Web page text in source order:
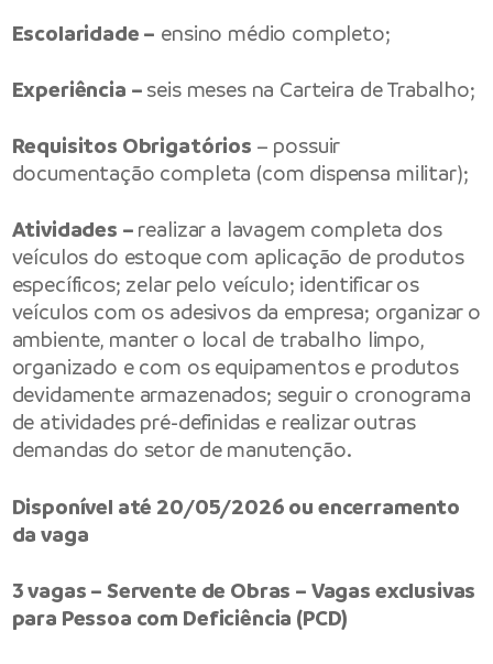
Escolaridade – ensino médio completo;
Experiência – seis meses na Carteira de Trabalho;
Requisitos Obrigatórios – possuir
documentação completa (com dispensa militar);
Atividades – realizar a lavagem completa dos
veículos do estoque com aplicação de produtos
específicos; zelar pelo veículo; identificar os
veículos com os adesivos da empresa; organizar o
ambiente, manter o local de trabalho limpo,
organizado e com os equipamentos e produtos
devidamente armazenados; seguir o cronograma
de atividades pré-definidas e realizar outras
demandas do setor de manutenção.
Disponível até 20/05/2026 ou encerramento
da vaga
3 vagas – Servente de Obras – Vagas exclusivas
para Pessoa com Deficiência (PCD)